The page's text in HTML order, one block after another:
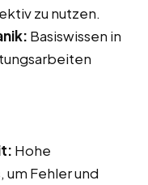
zu nutzen.
Basiswissen in
Hohe
Fehler und